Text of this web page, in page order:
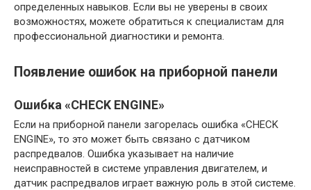
определенных навыков. Если вы не уверены в своих
возможностях, можете обратиться к специалистам для
профессиональной диагностики и ремонта.
Появление ошибок на приборной панели
Ошибка «CHECK ENGINE»
Если на приборной панели загорелась ошибка «CHECK
ENGINE», то это может быть связано с датчиком
распредвалов. Ошибка указывает на наличие
неисправностей в системе управления двигателем, и
датчик распредвалов играет важную роль в этой системе.